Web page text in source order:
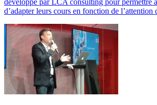
d’adapter leurs cours en fonction de l’attention